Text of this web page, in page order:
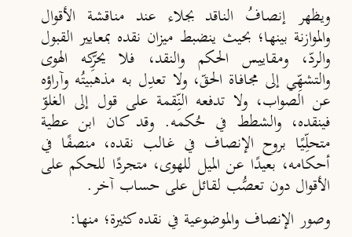
ويظهر إنصافُ الناقد بجلاء عند مناقشة الأقوال
والموازنة بينها؛ بحيث ينضبط ميزان نقده بمعايير القبول
والرد، ومقاييس الحكم والنقد، فلا يحرِكه الهوى
والتشهِي إلى مجافاة الحقّ، ولا تعدِل به مذهبيتُه وآراؤه
عن الصواب، ولا تدفعه النِقمة على قول إلى الغلو
فينقده، والشطط في حُكمه. وقد كان ابن عطية
متحلِّـيًا بروح الإنصاف في غالب نقده، منصفًا في
أحكامه، بعيدًا عن الميل للهوى، متجردًا للحكم على
الأقوال دون تعصُّب لقائل على حساب آخر.
وصور الإنصاف والموضوعية في نقده كثيرة؛ منها: